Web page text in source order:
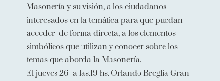
Masonería y su visión, a los ciudadanos
interesados en la temática para que puedan
acceder de forma directa, a los elementos
simbólicos que utilizan y conocer sobre los
temas que aborda la Masonería.
El jueves 26 a las.19 hs. Orlando Breglia Gran